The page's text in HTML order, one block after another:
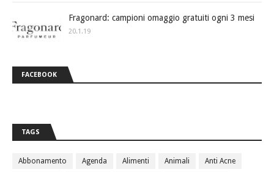
Fragonard: campioni omaggio gratuiti ogni 3 mesi
20.1.19
FACEBOOK
TAGS
Abbonamento Agenda Alimenti Animali Anti Acne